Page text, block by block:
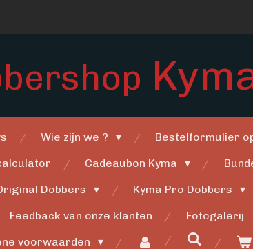
Wie zijn we ?
Bestelformulier
Cadeaubon Kyma
Dobbers
Kyma Pro Dobbers
Feedback van onze klanten
Fotogalerij
voorwaarden